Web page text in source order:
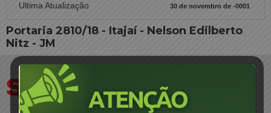
Ultima Atualização 30 de novembro de -0001
Portaria 2810/18 - Itajaí - Nelson Edilberto
Nitz - JM